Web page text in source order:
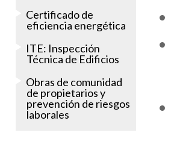
Certificado de
eficiencia energética
ITE: Inspección
Técnica de Edificios
Obras de comunidad
de propietarios y
prevención de riesgos
laborales